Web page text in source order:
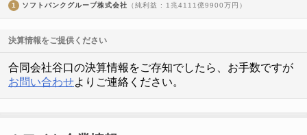
1 ソフトバンクグループ株式会社 （純利益 : 1兆4111億9900万円）
決算情報をご提供ください
合同会社谷口の決算情報をご存知でしたら、お手数ですが
お問い合わせよりご連絡ください。